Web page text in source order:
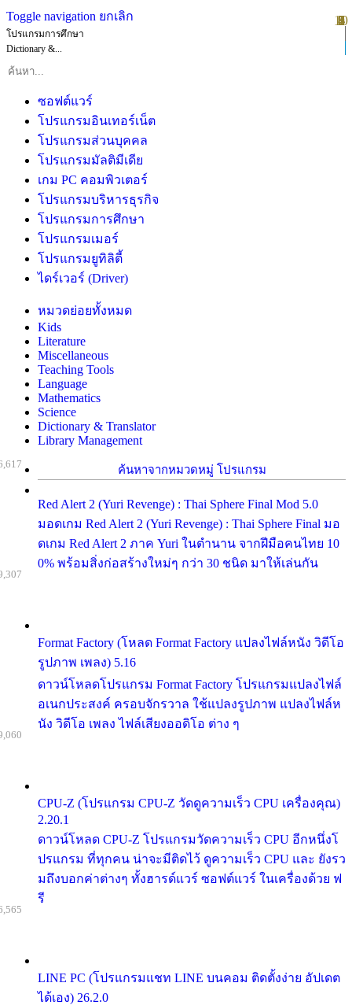
Toggle navigation ยกเลิก
โปรแกรมการศึกษา
Dictionary &...
ซอฟต์แวร์
โปรแกรมอินเทอร์เน็ต
โปรแกรมส่วนบุคคล
โปรแกรมมัลติมีเดีย
เกม PC คอมพิวเตอร์
โปรแกรมบริหารธุรกิจ
โปรแกรมการศึกษา
โปรแกรมเมอร์
โปรแกรมยูทิลิตี้
ไดร์เวอร์ (Driver)
หมวดย่อยทั้งหมด
Kids
Literature
Miscellaneous
Teaching Tools
Language
Mathematics
Science
Dictionary & Translator
Library Management
ค้นหาจากหมวดหมู่ โปรแกรม
Red Alert 2 (Yuri Revenge) : Thai Sphere Final Mod 5.0
มอดเกม Red Alert 2 (Yuri Revenge) : Thai Sphere Final มอ
ดเกม Red Alert 2 ภาค Yuri ในตำนาน จากฝีมือคนไทย 10
0% พร้อมสิ่งก่อสร้างใหม่ๆ กว่า 30 ชนิด มาให้เล่นกัน
Format Factory (โหลด Format Factory แปลงไฟล์หนัง วิดีโอ
รูปภาพ เพลง) 5.16
ดาวน์โหลดโปรแกรม Format Factory โปรแกรมแปลงไฟล์
อเนกประสงค์ ครอบจักรวาล ใช้แปลงรูปภาพ แปลงไฟล์ห
นัง วิดีโอ เพลง ไฟล์เสียงออดิโอ ต่าง ๆ
CPU-Z (โปรแกรม CPU-Z วัดดูความเร็ว CPU เครื่องคุณ)
2.20.1
ดาวน์โหลด CPU-Z โปรแกรมวัดความเร็ว CPU อีกหนึ่งโ
ปรแกรม ที่ทุกคน น่าจะมีติดไว้ ดูความเร็ว CPU และ ยังรว
มถึงบอกค่าต่างๆ ทั้งฮารด์แวร์ ซอฟต์แวร์ ในเครื่องด้วย ฟ
รี
LINE PC (โปรแกรมแชท LINE บนคอม ติดตั้งง่าย อัปเดต
ได้เอง) 26.2.0
1
2
3
4
5
6
7
8
9
10